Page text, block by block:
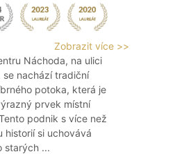
Zobrazit více >>
Náchoda, na ulici
se nachází tradiční
potoka, která je
prvek místní
podnik s více než
historií si uchovává
starých ...